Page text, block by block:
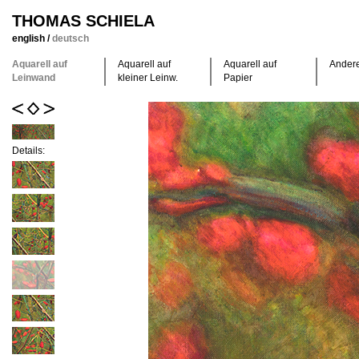
THOMAS SCHIELA
english /deutsch
Aquarell auf
Leinwand
Aquarell auf
kleiner Leinw.
Aquarell auf
Papier
Details: